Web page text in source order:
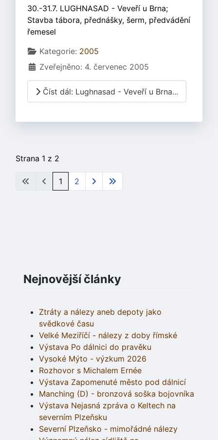
30.-31.7. LUGHNASAD - Veveří u Brna;
Stavba tábora, přednášky, šerm, předvádění
řemesel
Základní údaje
Kategorie: 2005
Zveřejněno: 4. červenec 2005
Číst dál: Lughnasad - Veveří u Brna...
Strana 1 z 2
1 2
Nejnovější články
Ztráty a nálezy aneb depoty jako
svědkové času
Velké Meziříčí - nálezy z doby římské
Výstava Po dálnici do pravěku
Vysoké Mýto - výzkum 2026
Rozhovor s Michalem Ernée
Výstava Zapomenuté město pod dálnicí
Manching (D) - bronzová soška bojovníka
Výstava Nejasná zpráva o Keltech na
severním Plzeňsku
Severní Plzeňsko - mimořádné nálezy